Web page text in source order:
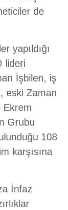
de
yapıldığı
lideri
İşbilen, iş
eski Zaman
Ekrem
Grubu
108
karşısına
İnfaz